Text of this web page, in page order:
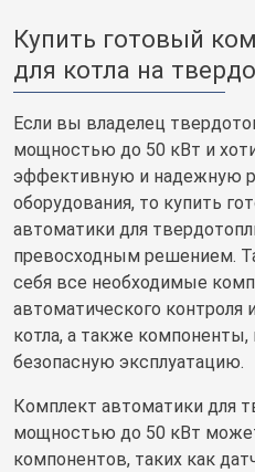
Купить готовый
для котла на
Если вы владелец
мощностью до 50 кВт и
эффективную и надежную
оборудования, то купить
автоматики для
превосходным решением.
себя все необходимые
автоматического контроля
котла, а также компоненты,
безопасную эксплуатацию.
Комплект автоматики для
мощностью до 50 кВт
компонентов, таких как